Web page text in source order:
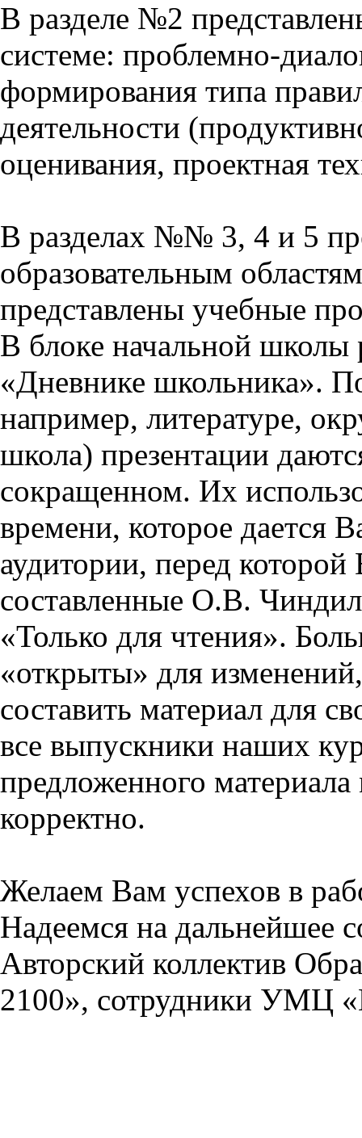
В разделе №2
системе: проблемно-
формирования типа
деятельности
оценивания, проектная
В разделах №№ 3, 4 и 5
образовательным
представлены учебные
В блоке начальной школы
«Дневнике школьника».
например, литературе,
школа) презентации
сокращенном. Их
времени, которое дается
аудитории, перед
составленные О.В.
«Только для чтения».
«открыты» для
составить материал для
все выпускники наших
предложенного
корректно.
Желаем Вам успехов в
Надеемся на дальнейшее
Авторский коллектив
2100», сотрудники УМЦ